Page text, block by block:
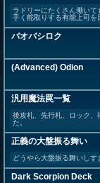
ラドリーにたくさん働い
手く舵取りする有能上司
バオバシロク
(Advanced) Odion
汎用魔法罠一覧
後攻札、先行札、ロック、
た。
正義の大盤振る舞い
どうやら大盤振る舞いしす
Dark Scorpion Deck